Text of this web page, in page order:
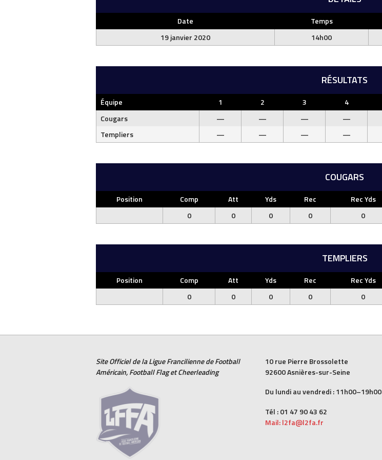
Date Temps
19 janvier 2020
14h00
RÉSULTATS
Équipe 1 2 3 4
Cougars
— — — —
Templiers
— — — —
COUGARS
Position Comp Att Yds Rec Rec Yds
0
0 0 0 0
TEMPLIERS
Position Comp Att Yds Rec Rec Yds
0
0 0 0 0
Site Officiel de la Ligue Francilienne deFootball
Américain,Football FlagetCheerleading
10 rue Pierre Brossolette
92600 Asnières-sur-Seine
Du lundi au vendredi : 11h00–19h00
Tél : 01 47 90 43 62
Mail: l2fa@l2fa.fr